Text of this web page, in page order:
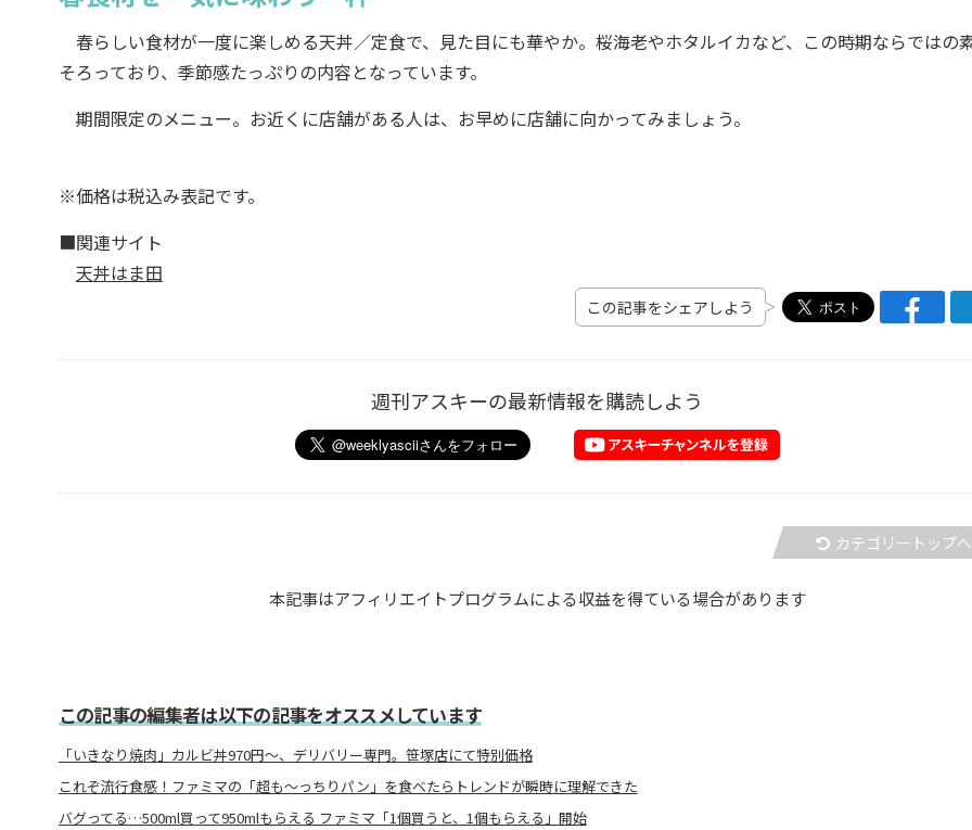
春らしい食材が一度に楽しめる天丼／定食で、見た目にも華やか。桜海老やホタルイカなど、この時期ならではの
そろっており、季節感たっぷりの内容となっています。
期間限定のメニュー。お近くに店舗がある人は、お早めに店舗に向かってみましょう。
※価格は税込み表記です。
■関連サイト
天丼はま田
この記事をシェアしよう
週刊アスキーの最新情報を購読しよう
カテゴリートップへ
本記事はアフィリエイトプログラムによる収益を得ている場合があります
この記事の編集者は以下の記事をオススメしています
「いきなり焼肉」カルビ丼970円～、デリバリー専門。笹塚店にて特別価格
これぞ流行食感！ファミマの「超も～っちりパン」を食べたらトレンドが瞬時に理解できた
バグってる…500ml買って950mlもらえる ファミマ「1個買うと、1個もらえる」開始